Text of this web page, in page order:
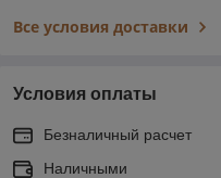
Все условия доставки
Условия оплаты
Безналичный расчет
Наличными